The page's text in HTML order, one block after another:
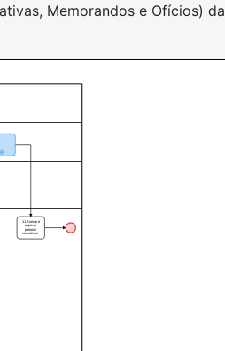
Memorandos e Ofícios) da
11.Anexar e
arquivar
portaria/
normativas